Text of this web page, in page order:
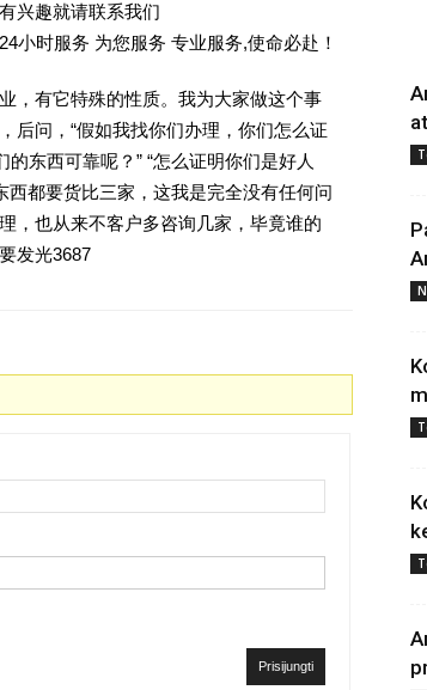
兴趣就请联系我们
时服务 为您服务 专业服务,使命必赴！
，有它特殊的性质。我为大家做这个事
后问，“假如我找你们办理，你们怎么证
东西可靠呢？” “怎么证明你们是好人
都要货比三家，这我是完全没有任何问
，也从来不客户多咨询几家，毕竟谁的
发光3687
Prisijungti